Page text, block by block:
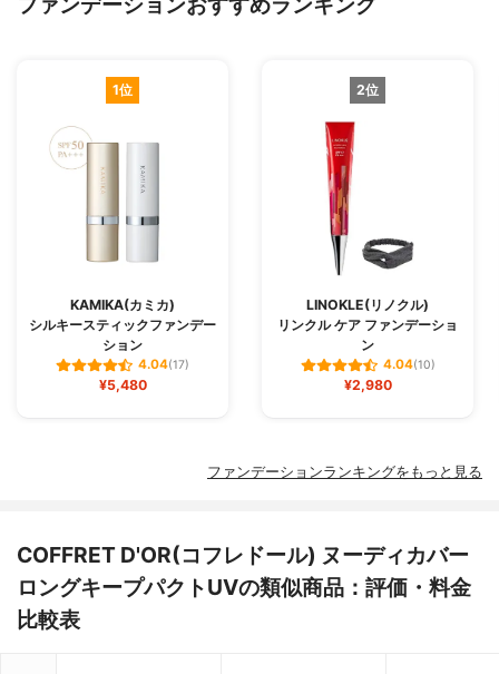
1位
KAMIKA(カミカ)
シルキースティックファンデー
ション
4.04(17)
¥5,480
2位
LINOKLE(リノクル)
リンクル ケア ファンデーショ
ン
4.04(10)
¥2,980
ファンデーションランキングをもっと見る
COFFRET D'OR(コフレドール) ヌーディカバー
ロングキープパクトUVの類似商品：評価・料金
比較表